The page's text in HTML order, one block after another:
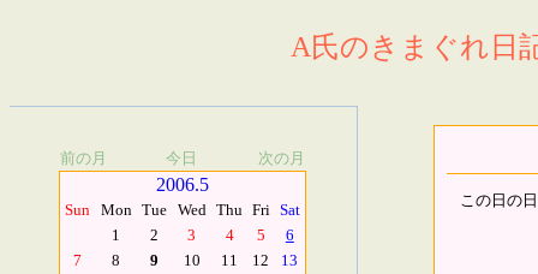
A氏のきまぐれ日
前の月 今日 次の月
2006.5
Sun Mon Tue Wed Thu Fri Sat
1
2 3 4 5
6
7
8 9 10 11 12
13
この日の